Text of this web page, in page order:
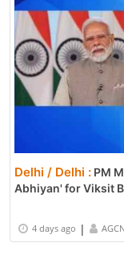
Delhi / Delhi : PM
Abhiyan' for Viksit
4 days ago |